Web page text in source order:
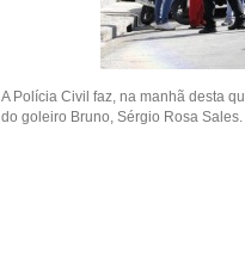
A Polícia Civil faz, na manhã desta
do goleiro Bruno, Sérgio Rosa Sales.